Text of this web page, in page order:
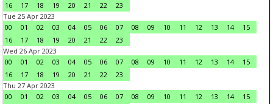
16
17 18 19 20 21 22
23
Tue 25 Apr 2023
00
01 02 03 04 05 06 07 08 09 10 11 12 13 14
15
16
17 18 19 20 21 22
23
Wed 26 Apr 2023
00
01 02 03 04 05 06 07 08 09 10 11 12 13 14
15
16
17 18 19 20 21 22
23
Thu 27 Apr 2023
00
01 02 03 04 05 06 07 08 09 10 11 12 13 14
15